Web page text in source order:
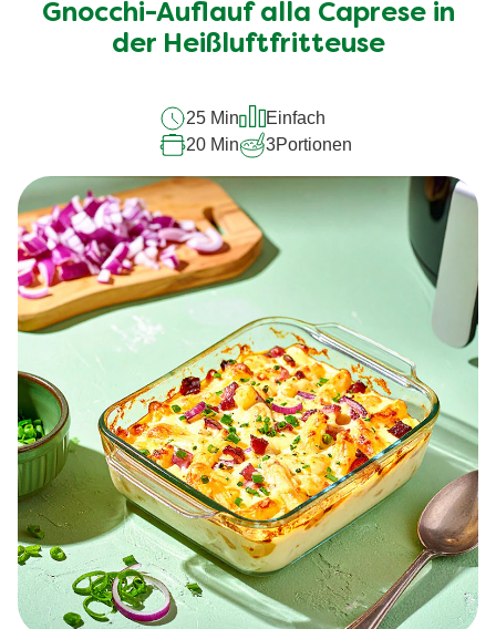
dieses
recipe
Gnocchi-Auflauf alla Caprese in
der Heißluftfritteuse
25 Min
Einfach
20 Min
3Portionen